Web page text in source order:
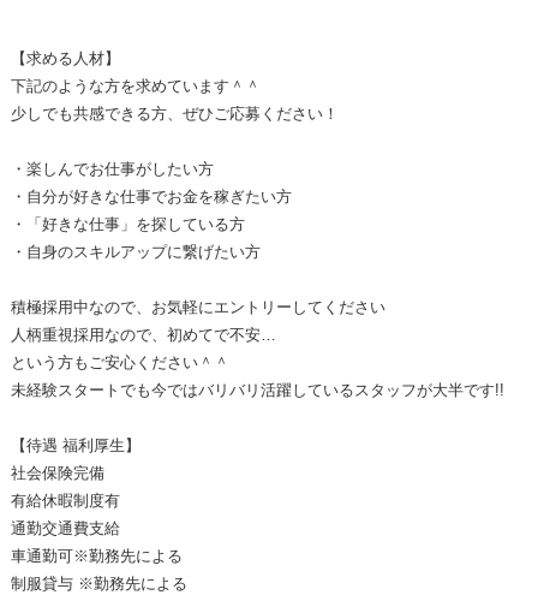
【求める人材】
下記のような方を求めています＾＾
少しでも共感できる方、ぜひご応募ください！
・楽しんでお仕事がしたい方
・自分が好きな仕事でお金を稼ぎたい方
・「好きな仕事」を探している方
・自身のスキルアップに繋げたい方
積極採用中なので、お気軽にエントリーしてください
人柄重視採用なので、初めてで不安…
という方もご安心ください＾＾
未経験スタートでも今ではバリバリ活躍しているスタッフが大半です!!
【待遇 福利厚生】
社会保険完備
有給休暇制度有
通勤交通費支給
車通勤可※勤務先による
制服貸与 ※勤務先による